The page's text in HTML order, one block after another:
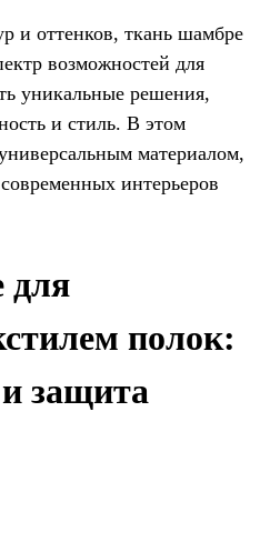
и оттенков, ткань шамбре
возможностей для
уникальные решения,
и стиль. В этом
материалом,
интерьеров
для
полок:
защита